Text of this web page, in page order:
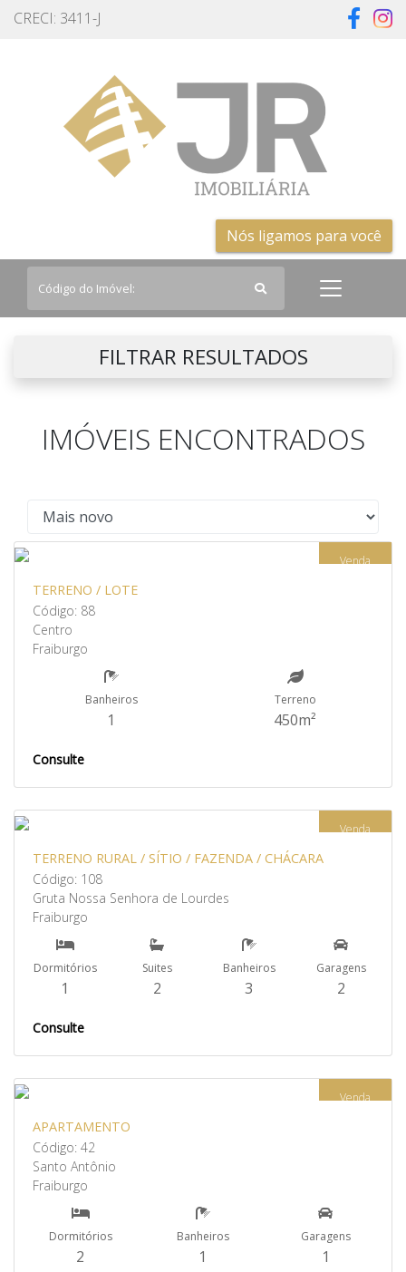
CRECI: 3411-J
Nós ligamos para você
FILTRAR RESULTADOS
IMÓVEIS ENCONTRADOS
Venda
TERRENO / LOTE
Código: 88
Centro
Fraiburgo
Banheiros
1
Terreno
450m²
Consulte
Venda
TERRENO RURAL / SÍTIO / FAZENDA / CHÁCARA
Código: 108
Gruta Nossa Senhora de Lourdes
Fraiburgo
Dormitórios
1
Suites
2
Banheiros
3
Garagens
2
Consulte
Venda
APARTAMENTO
Código: 42
Santo Antônio
Fraiburgo
Dormitórios
2
Banheiros
1
Garagens
1